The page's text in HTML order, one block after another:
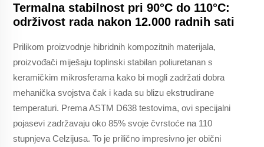
Termalna stabilnost pri 90°C do 110°C:
održivost rada nakon 12.000 radnih sati
Prilikom proizvodnje hibridnih kompozitnih materijala,
proizvođači miješaju toplinski stabilan poliuretanan s
keramičkim mikrosferama kako bi mogli zadržati dobra
mehanička svojstva čak i kada su blizu ekstrudirane
temperaturi. Prema ASTM D638 testovima, ovi specijalni
pojasevi zadržavaju oko 85% svoje čvrstoće na 110
stupnjeva Celzijusa. To je prilično impresivno jer obični